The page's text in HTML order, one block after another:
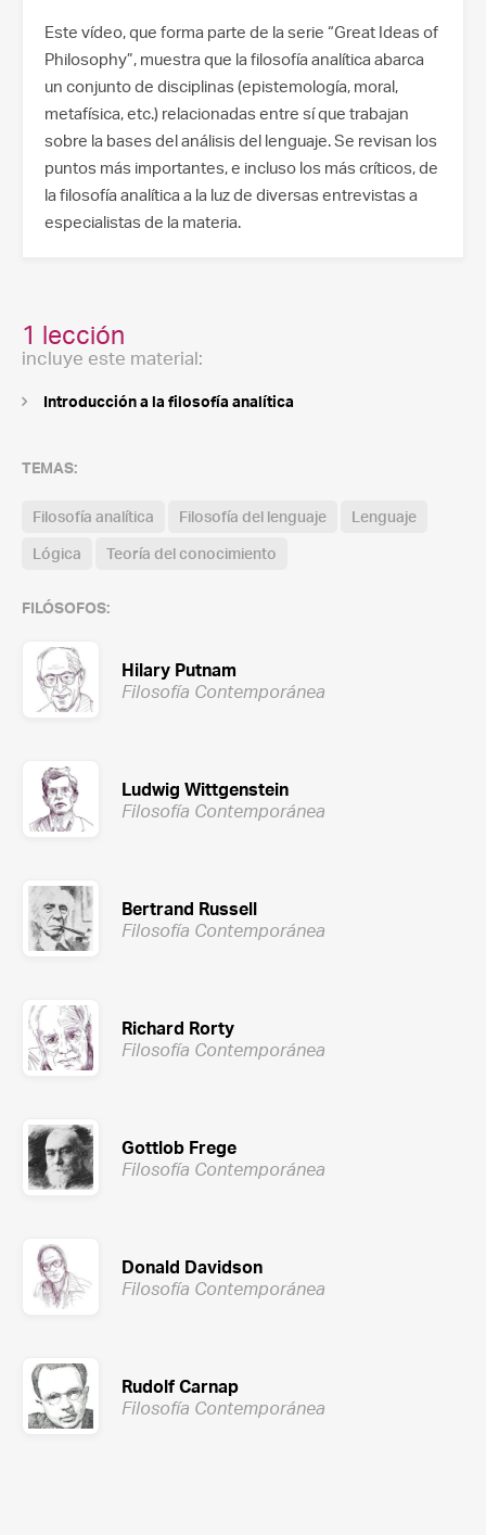
Este vídeo, que forma parte de la serie “Great Ideas of
Philosophy”, muestra que la filosofía analítica abarca
un conjunto de disciplinas (epistemología, moral,
metafísica, etc.) relacionadas entre sí que trabajan
sobre la bases del análisis del lenguaje. Se revisan los
puntos más importantes, e incluso los más críticos, de
la filosofía analítica a la luz de diversas entrevistas a
especialistas de la materia.
1 lección
incluye este material:
Introducción a la filosofía analítica
TEMAS:
Filosofía analítica Filosofía del lenguaje
Lenguaje
Lógica
Teoría del conocimiento
FILÓSOFOS:
Hilary Putnam
Filosofía Contemporánea
Ludwig Wittgenstein
Filosofía Contemporánea
Bertrand Russell
Filosofía Contemporánea
Richard Rorty
Filosofía Contemporánea
Gottlob Frege
Filosofía Contemporánea
Donald Davidson
Filosofía Contemporánea
Rudolf Carnap
Filosofía Contemporánea